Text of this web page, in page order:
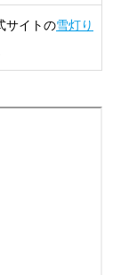
サイトの雪灯り